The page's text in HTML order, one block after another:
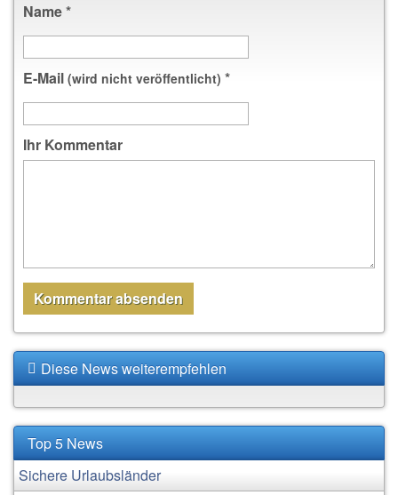
Name*
E-Mail (wird nicht veröffentlicht) *
Ihr Kommentar
Diese News weiterempfehlen
Top 5 News
Sichere Urlaubsländer